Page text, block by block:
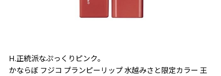
H.正統派なぷっくりピンク。
かならぼ フジコ プランピーリップ 水越みさと限定カラー 王